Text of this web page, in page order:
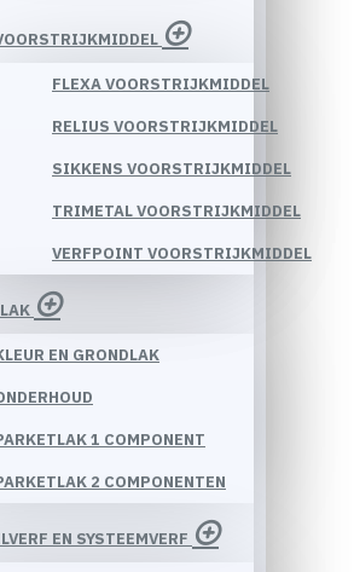
FLEXA VOORSTRIJKMIDDEL
RELIUS VOORSTRIJKMIDDEL
SIKKENS VOORSTRIJKMIDDEL
TRIMETAL VOORSTRIJKMIDDEL
VERFPOINT VOORSTRIJKMIDDEL
EN GRONDLAK
1 COMPONENT
2 COMPONENTEN
EN SYSTEEMVERF